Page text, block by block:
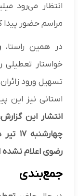
انتظار می‌رود
مراسم حضور پیدا
در همین راستا،
خواستار تعطیلی
تسهیل ورود
استانی نیز این
انتشار این
رضوی اعلام
جمع‌بندی